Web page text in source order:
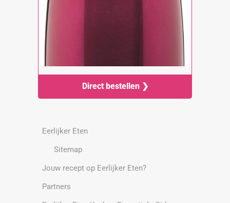
Direct bestellen ❯
Eerlijker Eten
Sitemap
Jouw recept op Eerlijker Eten?
Partners